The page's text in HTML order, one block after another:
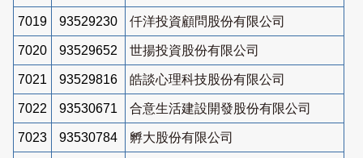
7019 93529230 仟洋投資顧問股份有限公司
7020 93529652 世揚投資股份有限公司
7021 93529816 皓談心理科技股份有限公司
7022 93530671 合意生活建設開發股份有限公司
7023 93530784 孵大股份有限公司